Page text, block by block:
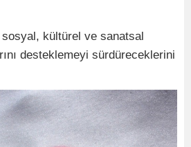
kültürel ve sanatsal
desteklemeyi sürdüreceklerini